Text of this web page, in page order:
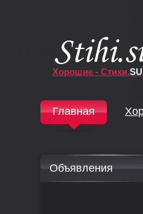
Хорошие - Стихи.SU
Главная
Объявления